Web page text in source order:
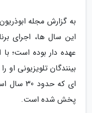
به گزارش مجله
این سال ها، اجرای
عهده دار بوده است؛
بینندگان تلویزیونی او
ای که
پخش شده است.